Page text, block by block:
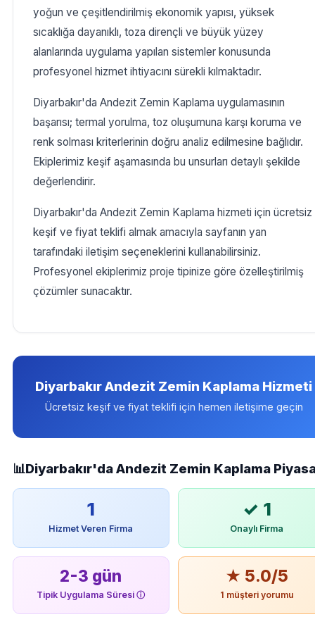
yoğun ve çeşitlendirilmiş ekonomik yapısı, yüksek
sıcaklığa dayanıklı, toza dirençli ve büyük yüzey
alanlarında uygulama yapılan sistemler konusunda
profesyonel hizmet ihtiyacını sürekli kılmaktadır.
Diyarbakır'da Andezit Zemin Kaplama uygulamasının
başarısı; termal yorulma, toz oluşumuna karşı koruma ve
renk solması kriterlerinin doğru analiz edilmesine bağlıdır.
Ekiplerimiz keşif aşamasında bu unsurları detaylı şekilde
değerlendirir.
Diyarbakır'da Andezit Zemin Kaplama hizmeti için ücretsiz
keşif ve fiyat teklifi almak amacıyla sayfanın yan
tarafındaki iletişim seçeneklerini kullanabilirsiniz.
Profesyonel ekiplerimiz proje tipinize göre özelleştirilmiş
çözümler sunacaktır.
Diyarbakır Andezit Zemin Kaplama Hizmeti
Ücretsiz keşif ve fiyat teklifi için hemen iletişime geçin
📊Diyarbakır'da Andezit Zemin Kaplama
1
Hizmet Veren Firma
✓ 1
Onaylı Firma
2-3 gün
Tipik Uygulama Süresiⓘ
★ 5.0/5
1 müşteri yorumu